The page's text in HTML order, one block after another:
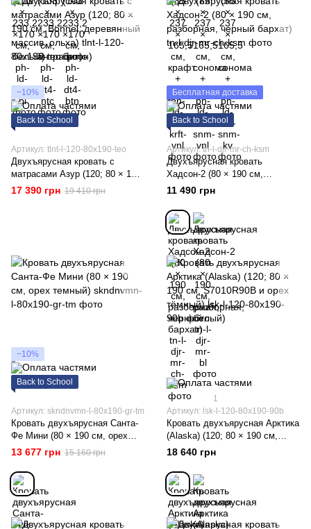
−10%
Back to School
Артикул: tlnt-l-120-80x190-teo
Двухъярусная кровать с
матрасами Азур (120; 80 × 190
см, Bonnel, деревянный
массив, ольха)
17 390 грн 19 410 грн
Бесплатная доставка
Back to School
Артикул: tn-l-djr-mr-ch-ksm
Двухъярусная кровать
Хадсон-2 (80 × 190 см,
разборная, черный бархат)
11 490 грн
−10%
Back to School
Артикул: skndnvmn-l-80x190-gr-tm
Кровать двухъярусная Санта-
Фе Мини (80 × 190 см, орех
темный)
13 677 грн 15 160 грн
1
Артикул: lsk-l-120-80x190-90b
Кровать двухъярусная Арктика
(Alaska) (120; 80 × 190 см,
S7010R90B и орех тёмный)
18 640 грн